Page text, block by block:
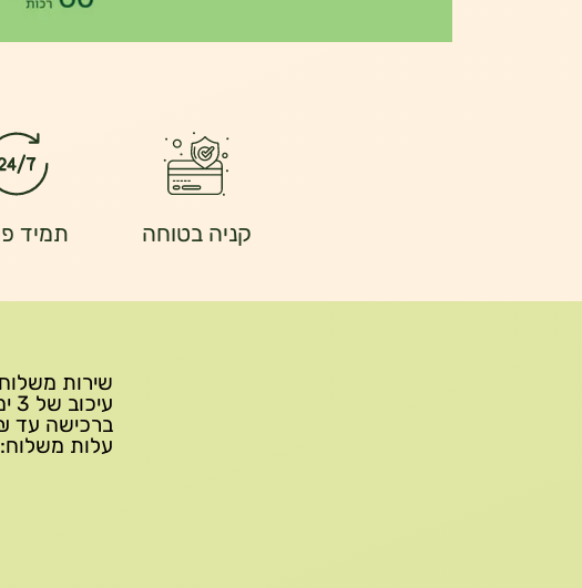
קניה בטוחה תמיד
עלות משלוח: 10₪, ברכישה מעל 600₪ עלות משלוח חינם